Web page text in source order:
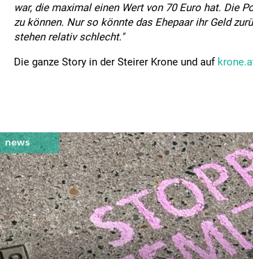
war, die maximal einen Wert von 70 Euro hat. Die
zu können. Nur so könnte das Ehepaar ihr Geld
stehen relativ schlecht."
Die ganze Story in der Steirer Krone und auf